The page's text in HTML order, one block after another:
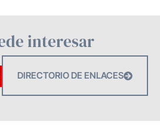
interesar
DIRECTORIO DE ENLACES